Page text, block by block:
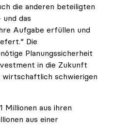
die anderen beteiligten
das
Aufgabe erfüllen und
Die
Planungssicherheit
in die Zukunft
wirtschaftlich schwierigen
Millionen aus ihren
aus einer